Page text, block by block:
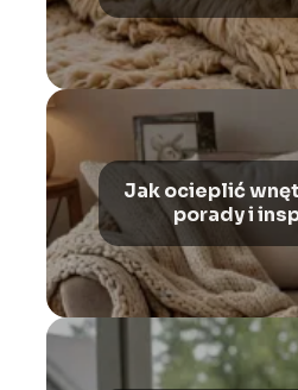
Jak ocieplić
porady i